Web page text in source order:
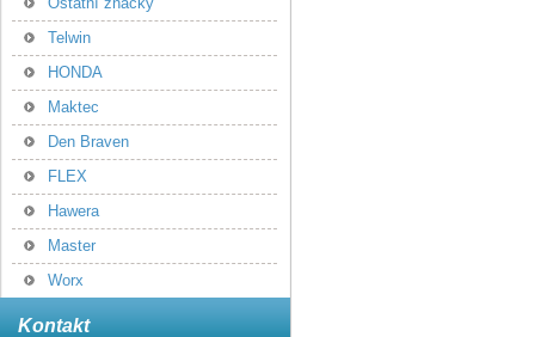
Telwin
HONDA
Maktec
Den Braven
FLEX
Hawera
Master
Worx
Kontakt